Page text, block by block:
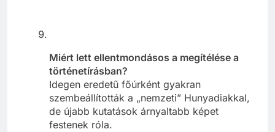
Miért lett ellentmondásos a megítélése a
történetírásban?
Idegen eredetű főúrként gyakran
szembeállították a „nemzeti” Hunyadiakkal,
de újabb kutatások árnyaltabb képet
festenek róla.